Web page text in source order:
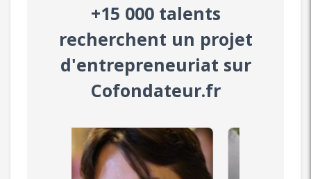
+15 000 talents
recherchent un projet
d'entrepreneuriat sur
Cofondateur.fr